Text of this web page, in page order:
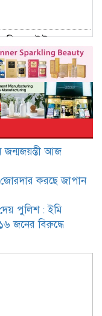
ড. ইউনূসসহ ১৬
আবেদন খারিজ
নীতিমালা চান
উর রহমান
উদ্দেশ করে
জনের বিরুদ্ধে
আজ
জন্মজয়ন্তী আজ
জোরদার করছে জাপান
পুলিশ : ইমি
জনের বিরুদ্ধে